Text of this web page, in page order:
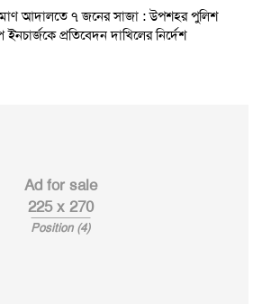
আদালতে ৭ জনের সাজা : উপশহর পুলিশ
ইনচার্জকে প্রতিবেদন দাখিলের নির্দেশ
Ad for sale
225 x 270
Position (4)